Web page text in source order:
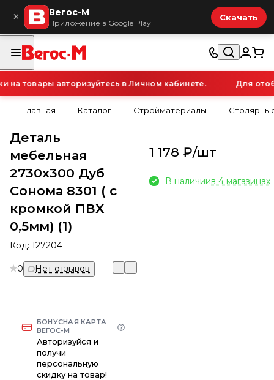
× Вегос-М
Приложение в Google Play
Скачать
товары авторизуйтесь в Личном кабинете. Для
Главная Каталог Стройматериалы
Деталь
мебельная
2730х300 Дуб
Сонома 8301 ( с
кромкой ПВХ
0,5мм) (1)
Код: 127204
0 Нет отзывов
БОНУСНАЯ КАРТА
ВЕГОС-М
Авторизуйся и
получи
персональную
скидку на товар!
1 178 ₽/шт
В наличиив 4 магазинах